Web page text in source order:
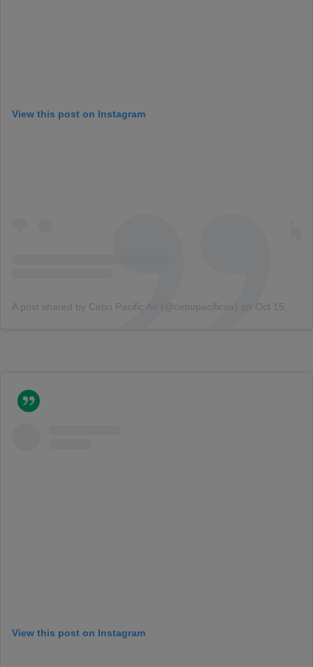
View this post on Instagram
A post shared by Cebu Pacific Air (@cebupacificair) Oct 15, 2018 at 3:01am PDT
View this post on Instagram